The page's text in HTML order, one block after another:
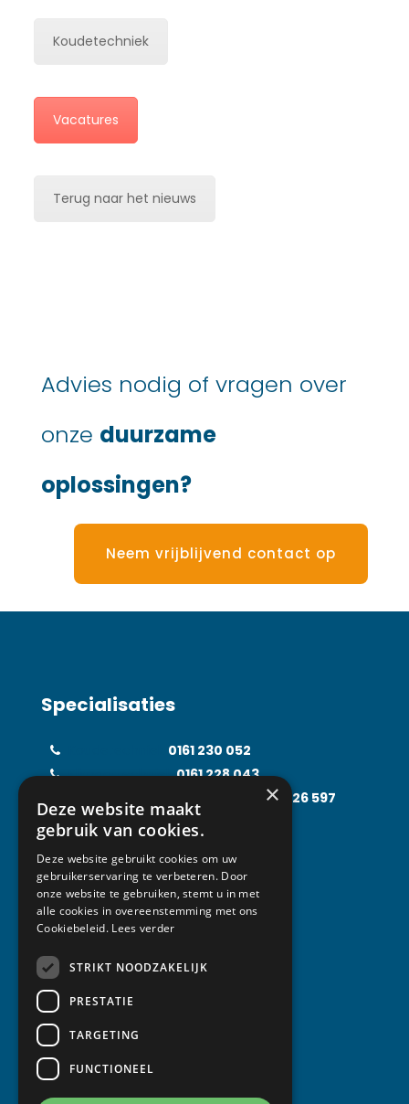
Koudetechniek
Vacatures
Terug naar het nieuws
Advies nodig of vragen over
onze duurzame
oplossingen?
Neem vrijblijvend contact op
Specialisaties
0161 230 052
Klimaattechniek 0161 228 043
Food Processing Technology
0161 226 597
Solarfridge
0161 226 857
Contact
Van Abeelen Groep
Kempenbaan 1
5121 DM Rijen
T +31 (0) 161 230 052
info@vanabeelen.eu
×
Deze website maakt
gebruik van cookies.
Deze website gebruikt cookies om uw
gebruikerservaring te verbeteren. Door
onze website te gebruiken, stemt u in met
alle cookies in overeenstemming met ons
Cookiebeleid. Lees verder
STRIKT NOODZAKELIJK
PRESTATIE
TARGETING
FUNCTIONEEL